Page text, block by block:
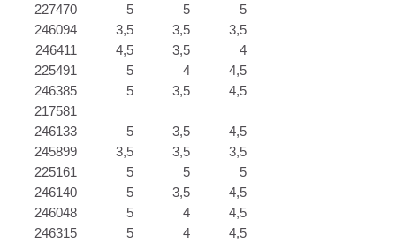
227470
5 5
5
246094
3,5 3,5
3,5
246411
4,5 3,5
4
225491
5 4
4,5
246385
5 3,5
4,5
217581
246133
5 3,5
4,5
245899
3,5 3,5
3,5
225161
5 5
5
246140
5 3,5
4,5
246048
5 4
4,5
246315
5 4
4,5